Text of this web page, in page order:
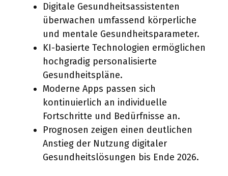
Digitale Gesundheitsassistenten
überwachen umfassend körperliche
und mentale Gesundheitsparameter.
KI-basierte Technologien ermöglichen
hochgradig personalisierte
Gesundheitspläne.
Moderne Apps passen sich
kontinuierlich an individuelle
Fortschritte und Bedürfnisse an.
Prognosen zeigen einen deutlichen
Anstieg der Nutzung digitaler
Gesundheitslösungen bis Ende 2026.